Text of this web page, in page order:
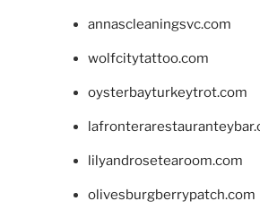
annascleaningsvc.com
wolfcitytattoo.com
oysterbayturkeytrot.com
lilyandrosetearoom.com
olivesburgberrypatch.com